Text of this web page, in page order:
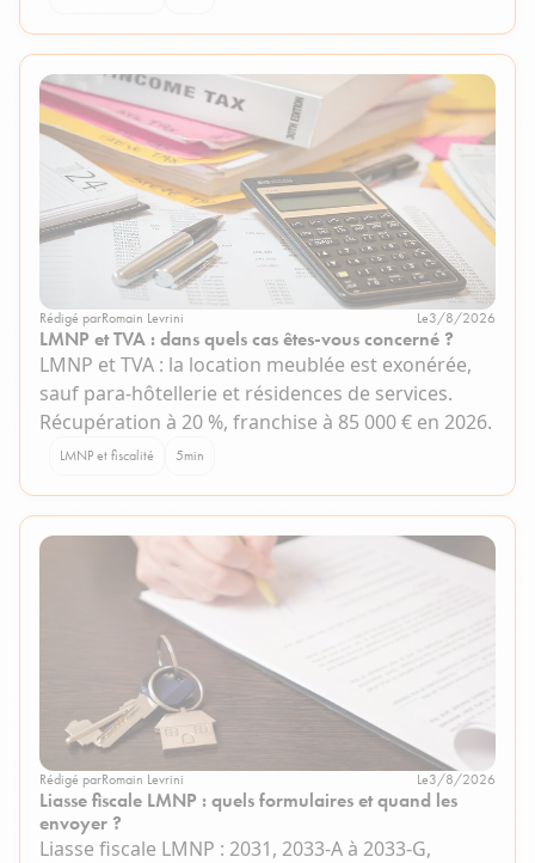
Rédigé parRomain Levrini Le3/8/2026
LMNP et TVA : dans quels cas êtes-vous concerné ?
LMNP et TVA : la location meublée est exonérée,
sauf para-hôtellerie et résidences de services.
Récupération à 20 %, franchise à 85 000 € en 2026.
LMNP et fiscalité 5min
Rédigé parRomain Levrini Le3/8/2026
Liasse fiscale LMNP : quels formulaires et quand les
envoyer ?
Liasse fiscale LMNP : 2031, 2033-A à 2033-G,